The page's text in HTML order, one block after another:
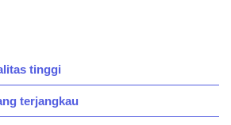
tinggi
terjangkau